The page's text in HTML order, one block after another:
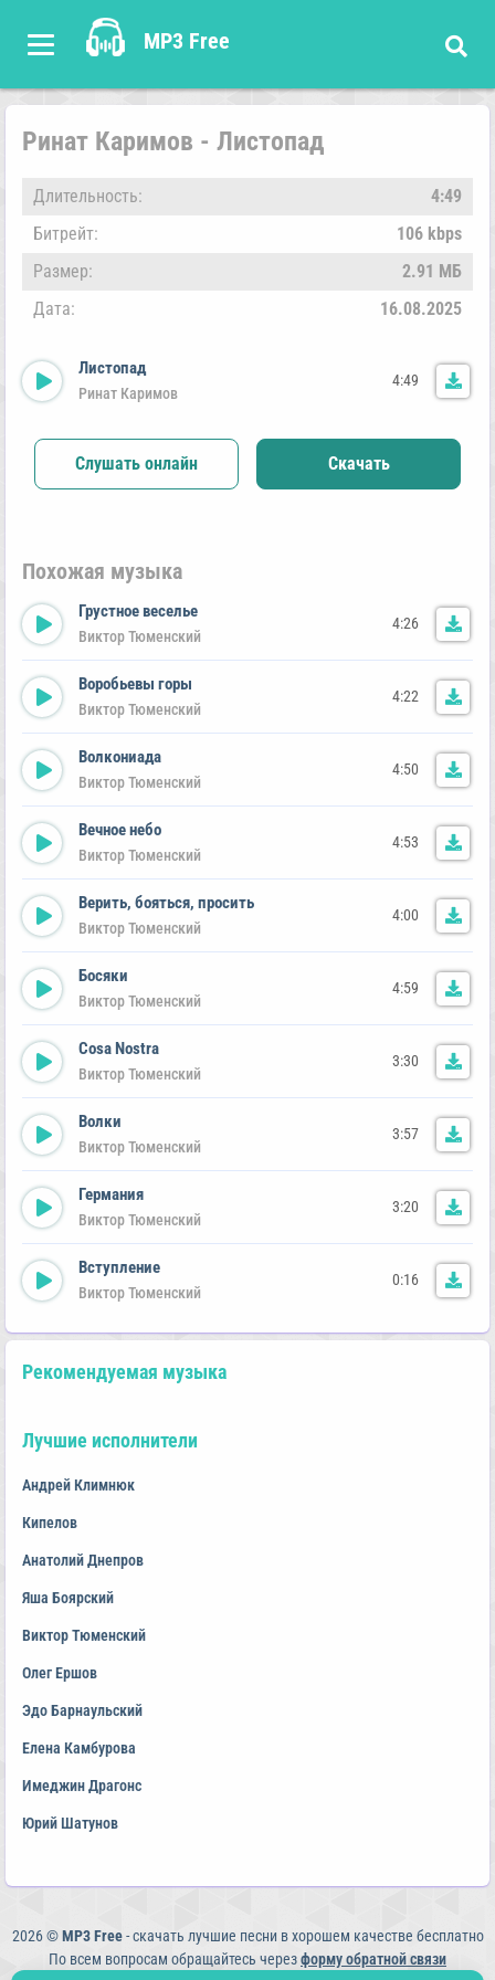
MP3 Free
Ринат Каримов - Листопад
Длительность:
4:49
Битрейт:
106 kbps
Размер:
2.91 МБ
Дата:
16.08.2025
Листопад
Ринат Каримов
4:49
Слушать онлайн Скачать
Похожая музыка
Грустное веселье
Виктор Тюменский
4:26
Воробьевы горы
Виктор Тюменский
4:22
Волкониада
Виктор Тюменский
4:50
Вечное небо
Виктор Тюменский
4:53
Верить, бояться, просить
Виктор Тюменский
4:00
Босяки
Виктор Тюменский
4:59
Cosa Nostra
Виктор Тюменский
3:30
Волки
Виктор Тюменский
3:57
Германия
Виктор Тюменский
3:20
Вступление
Виктор Тюменский
0:16
Рекомендуемая музыка
Лучшие исполнители
Андрей Климнюк
Кипелов
Анатолий Днепров
Яша Боярский
Виктор Тюменский
Олег Ершов
Эдо Барнаульский
Елена Камбурова
Имеджин Драгонс
Юрий Шатунов
2026 ©MP3 Free- скачать лучшие песни в хорошем качестве бесплатно
По всем вопросам обращайтесь черезформу обратной связи